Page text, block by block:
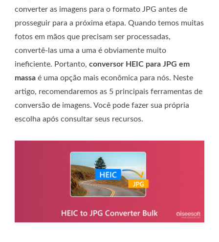
converter as imagens para o formato JPG antes de
prosseguir para a próxima etapa. Quando temos muitas
fotos em mãos que precisam ser processadas,
convertê-las uma a uma é obviamente muito
ineficiente. Portanto, conversor HEIC para JPG em
massa é uma opção mais econômica para nós. Neste
artigo, recomendaremos as 5 principais ferramentas de
conversão de imagens. Você pode fazer sua própria
escolha após consultar seus recursos.